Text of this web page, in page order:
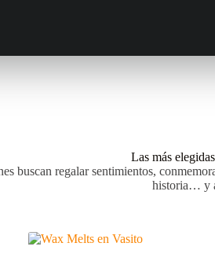
Las más
buscan regalar sentimientos,
historia… y